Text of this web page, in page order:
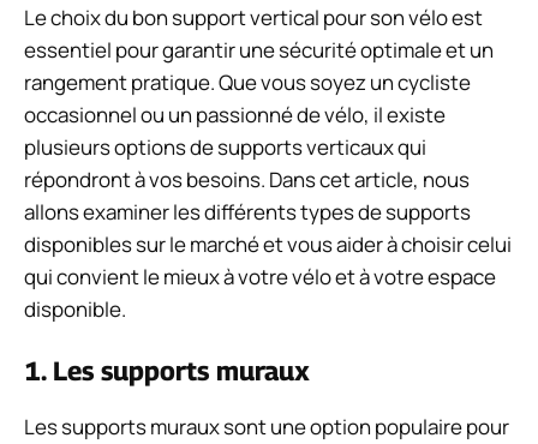
Le choix du bon support vertical pour son vélo est
essentiel pour garantir une sécurité optimale et un
rangement pratique. Que vous soyez un cycliste
occasionnel ou un passionné de vélo, il existe
plusieurs options de supports verticaux qui
répondront à vos besoins. Dans cet article, nous
allons examiner les différents types de supports
disponibles sur le marché et vous aider à choisir celui
qui convient le mieux à votre vélo et à votre espace
disponible.
1. Les supports muraux
Les supports muraux sont une option populaire pour